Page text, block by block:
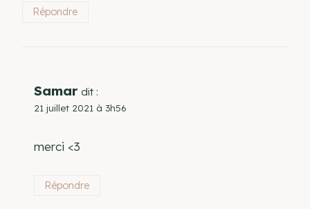
Répondre
Samar dit :
21 juillet 2021 à 3h56
merci <3
Répondre